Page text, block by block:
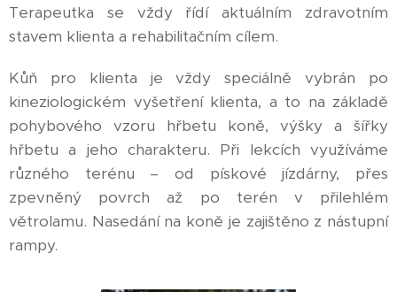
Terapeutka se vždy řídí aktuálním zdravotním
stavem klienta a rehabilitačním cílem.
Kůň pro klienta je vždy speciálně vybrán po
kineziologickém vyšetření klienta, a to na základě
pohybového vzoru hřbetu koně, výšky a šířky
hřbetu a jeho charakteru. Při lekcích využíváme
různého terénu – od pískové jízdárny, přes
zpevněný povrch až po terén v přilehlém
větrolamu. Nasedání na koně je zajištěno z nástupní
rampy.